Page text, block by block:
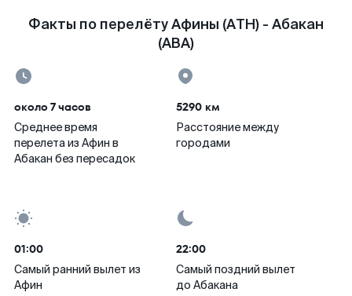
Факты по перелёту Афины (ATH) - Абакан
(ABA)
около 7 часов
Среднее время
перелета из Афин в
Абакан без пересадок
5290 км
Расстояние между
городами
01:00
Самый ранний вылет из
Афин
22:00
Самый поздний вылет
до Абакана